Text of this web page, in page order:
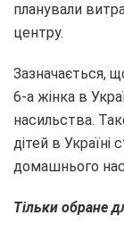
планували
центру.
Зазначається,
6-а жінка в
насильства.
дітей в
домашнього
Тільки обране